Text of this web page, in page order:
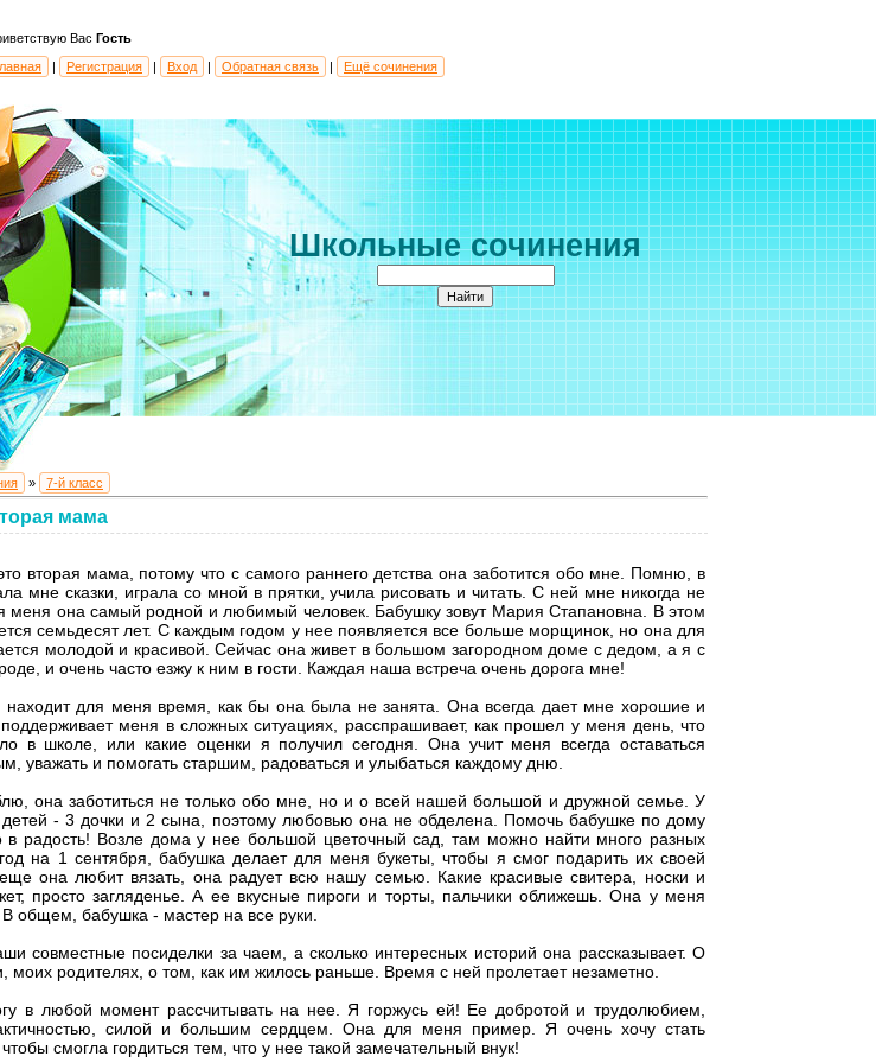
Вас Гость
| Регистрация | Вход | Обратная связь | Ещё сочинения
Школьные сочинения
» 7-й класс
мама
вторая мама, потому что с самого раннего детства она заботится обо мне. Помню, в
мне сказки, играла со мной в прятки, учила рисовать и читать. С ней мне никогда не
меня она самый родной и любимый человек. Бабушку зовут Мария Стапановна. В этом
семьдесят лет. С каждым годом у нее появляется все больше морщинок, но она для
молодой и красивой. Сейчас она живет в большом загородном доме с дедом, а я с
и очень часто езжу к ним в гости. Каждая наша встреча очень дорога мне!
находит для меня время, как бы она была не занята. Она всегда дает мне хорошие и
меня в сложных ситуациях, расспрашивает, как прошел у меня день, что
в школе, или какие оценки я получил сегодня. Она учит меня всегда оставаться
уважать и помогать старшим, радоваться и улыбаться каждому дню.
она заботиться не только обо мне, но и о всей нашей большой и дружной семье. У
- 3 дочки и 2 сына, поэтому любовью она не обделена. Помочь бабушке по дому
в радость! Возле дома у нее большой цветочный сад, там можно найти много разных
на 1 сентября, бабушка делает для меня букеты, чтобы я смог подарить их своей
она любит вязать, она радует всю нашу семью. Какие красивые свитера, носки и
просто загляденье. А ее вкусные пироги и торты, пальчики оближешь. Она у меня
В общем, бабушка - мастер на все руки.
совместные посиделки за чаем, а сколько интересных историй она рассказывает. О
моих родителях, о том, как им жилось раньше. Время с ней пролетает незаметно.
в любой момент рассчитывать на нее. Я горжусь ей! Ее добротой и трудолюбием,
силой и большим сердцем. Она для меня пример. Я очень хочу стать
смогла гордиться тем, что у нее такой замечательный внук!